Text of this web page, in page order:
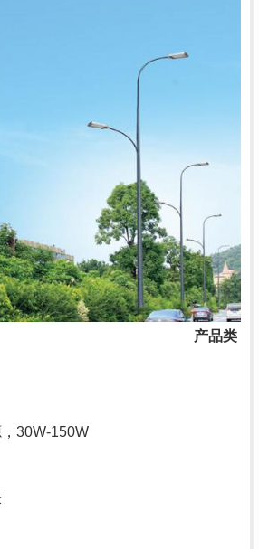
产品类
电路灯
光源，30W-150W
：5米-13米